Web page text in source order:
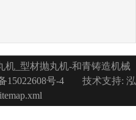
机_型材抛丸机-和青铸造机械
15022608号-4
技术支持: 泓